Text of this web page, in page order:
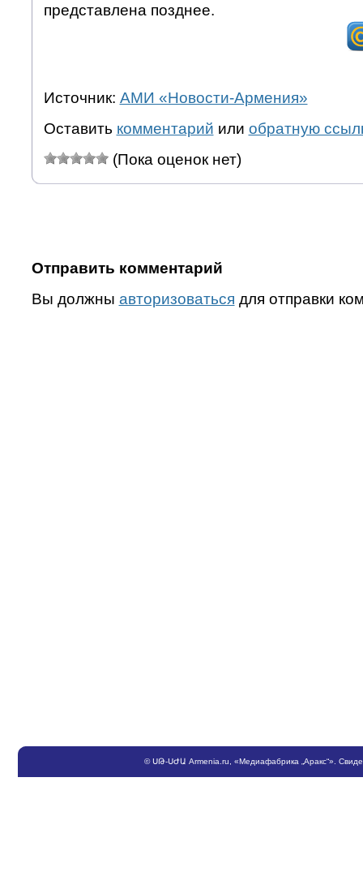
представлена позднее.
Источник: АМИ «Новости-Армения»
Оставить комментарий или обратную
(Пока оценок нет)
Отправить комментарий
Вы должны авторизоваться для отправки
©ՍԹ-ՍԺԱ Armenia.ru , «Медиафабрика „Аракс“».